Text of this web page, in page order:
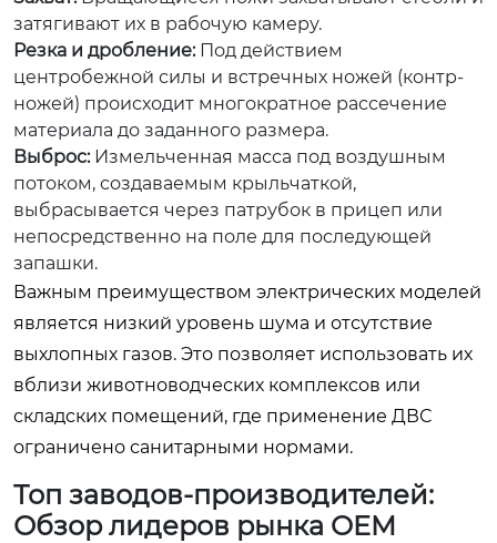
затягивают их в рабочую камеру.
Резка и дробление:Под действием
центробежной силы и встречных ножей (контр-
ножей) происходит многократное рассечение
материала до заданного размера.
Выброс:Измельченная масса под воздушным
потоком, создаваемым крыльчаткой,
выбрасывается через патрубок в прицеп или
непосредственно на поле для последующей
запашки.
Важным преимуществом электрических моделей
является низкий уровень шума и отсутствие
выхлопных газов. Это позволяет использовать их
вблизи животноводческих комплексов или
складских помещений, где применение ДВС
ограничено санитарными нормами.
Топ заводов-производителей:
Обзор лидеров рынка OEM